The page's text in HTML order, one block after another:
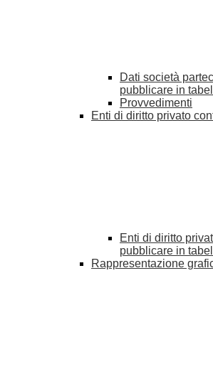
Dati società
pubblicare in
Provvedimenti
Enti di diritto privato
Enti di diritto
pubblicare in
Rappresentazione